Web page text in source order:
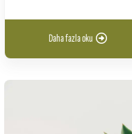
Daha fazla oku